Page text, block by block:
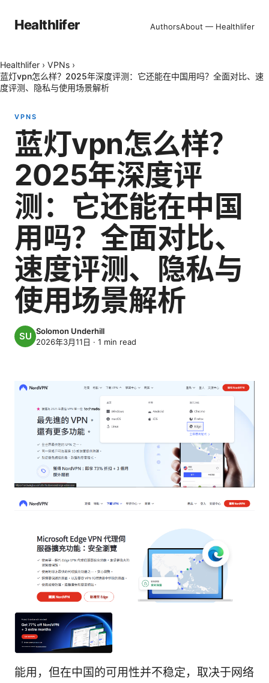
Healthlifer AuthorsAbout — Healthlifer
Healthlifer › VPNs ›
蓝灯vpn怎么样？2025年深度评测：它还能在中国用吗？全面对比、速
度评测、隐私与使用场景解析
VPNS
蓝灯vpn怎么样？
2025年深度评
测：它还能在中国
用吗？全面对比、
速度评测、隐私与
使用场景解析
Solomon Underhill
2026年3月11日 · 1 min read
能用，但在中国的可用性并不稳定，取决于网络